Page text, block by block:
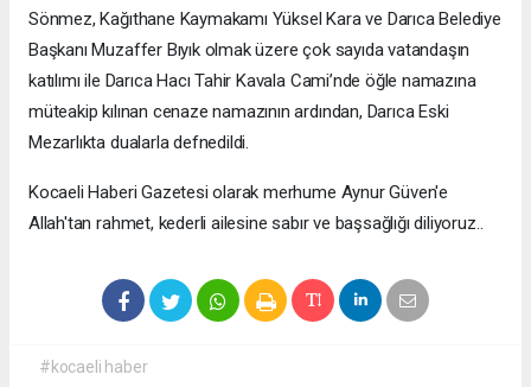
Sönmez, Kağıthane Kaymakamı Yüksel Kara ve Darıca Belediye
Başkanı Muzaffer Bıyık olmak üzere çok sayıda vatandaşın
katılımı ile Darıca Hacı Tahir Kavala Cami’nde öğle namazına
müteakip kılınan cenaze namazının ardından, Darıca Eski
Mezarlıkta dualarla defnedildi.
Kocaeli Haberi Gazetesi olarak merhume Aynur Güven'e
Allah'tan rahmet, kederli ailesine sabır ve başsağlığı diliyoruz..
#kocaeli haber